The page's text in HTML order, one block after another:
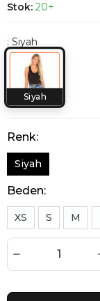
Stok: 20+
: Siyah
Siyah
Renk:
Siyah
Beden:
XS S M